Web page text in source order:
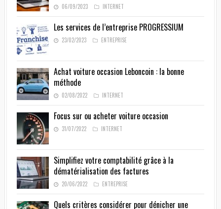
06/09/2023 INTERNET
Les services de l’entreprise PROGRESSIUM
23/02/2023 ENTREPRISE
Achat voiture occasion Leboncoin : la bonne
méthode
02/08/2022 INTERNET
Focus sur ou acheter voiture occasion
31/07/2022 INTERNET
Simplifiez votre comptabilité grâce à la
dématérialisation des factures
20/06/2022 ENTREPRISE
Quels critères considérer pour dénicher une